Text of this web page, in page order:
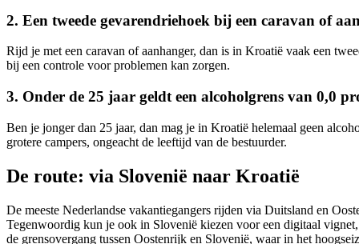
2. Een tweede gevarendriehoek bij een caravan of
Rijd je met een caravan of aanhanger, dan is in Kroatië vaak een
bij een controle voor problemen kan zorgen.
3. Onder de 25 jaar geldt een alcoholgrens van 0,0
Ben je jonger dan 25 jaar, dan mag je in Kroatië helemaal geen
grotere campers, ongeacht de leeftijd van de bestuurder.
De route: via Slovenië naar Kroatië
De meeste Nederlandse vakantiegangers rijden via Duitsland en
Tegenwoordig kun je ook in Slovenië kiezen voor een digitaal
de grensovergang tussen Oostenrijk en Slovenië, waar in het